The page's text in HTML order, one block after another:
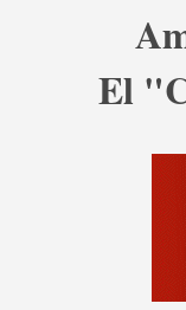
El